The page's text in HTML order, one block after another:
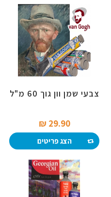
צבעי שמן וון גוך 60 מ"ל
29.90 ₪‎
הצג פריטים